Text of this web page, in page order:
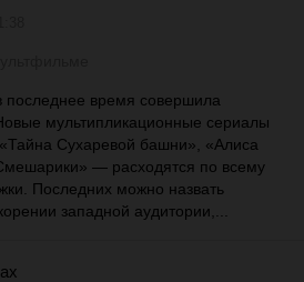
последнее время совершила
мультипликационные сериалы
Сухаревой башни», «Алиса
— расходятся по всему
Последних можно назвать
западной аудитории,...